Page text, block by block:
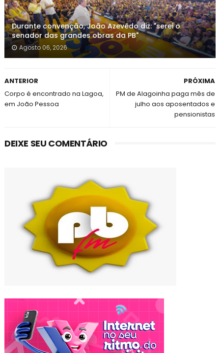
Durante convenção, João Azevêdo diz: "serei o
senador das grandes obras da PB"
Agosto 06, 2026
PRÓXIMA
PM de Alagoinha paga mês de
julho aos aposentados e
pensionistas
ANTERIOR
Corpo é encontrado na Lagoa,
em João Pessoa
DEIXE SEU COMENTÁRIO